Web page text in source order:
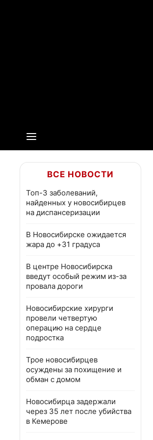
ВСЕ НОВОСТИ
Топ-3 заболеваний,
найденных у новосибирцев
на диспансеризации
В Новосибирске ожидается
жара до +31 градуса
В центре Новосибирска
введут особый режим из-за
провала дороги
Новосибирские хирурги
провели четвертую
операцию на сердце
подростка
Трое новосибирцев
осуждены за похищение и
обман с домом
Новосибирца задержали
через 35 лет после убийства
в Кемерове